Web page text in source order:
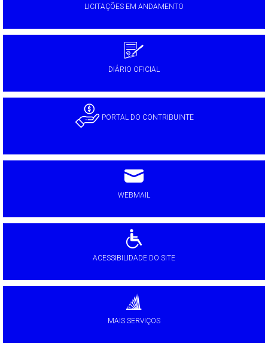
LICITAÇÕES EM ANDAMENTO
DIÁRIO OFICIAL
PORTAL DO CONTRIBUINTE
WEBMAIL
ACESSIBILIDADE DO SITE
MAIS SERVIÇOS